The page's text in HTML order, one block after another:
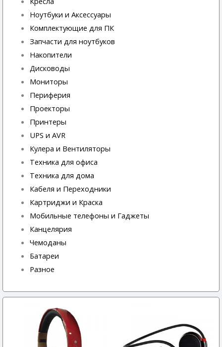
Ноутбуки и Аксессуары
Комплектующие для ПК
Запчасти для ноутбуков
Накопители
Дисководы
Мониторы
Периферия
Проекторы
Принтеры
UPS и AVR
Кулера и Вентиляторы
Техника для офиса
Техника для дома
Кабеля и Переходники
Картриджи и Краска
Мобильные телефоны и Гаджеты
Канцелярия
Чемоданы
Батареи
Разное